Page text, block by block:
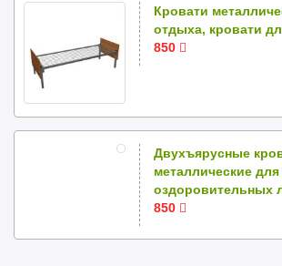
Кровати
отдыха, кровати
850
Двухъярусные
металлические для
оздоровительных
850